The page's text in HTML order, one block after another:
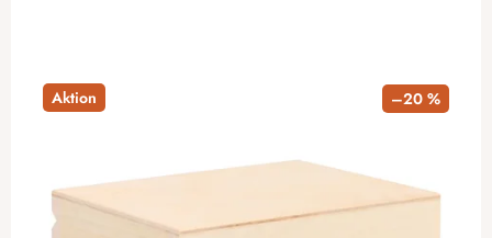
Aktion –20 %